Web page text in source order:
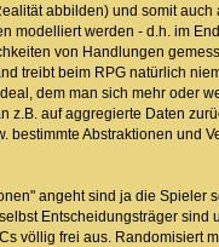
abbilden) und somit auch
modelliert werden - d.h. im
von Handlungen
treibt beim RPG natürlich
dem man sich mehr oder
z.B. auf aggregierte Daten
bestimmte Abstraktionen und
angeht sind ja die Spieler
Entscheidungsträger sind
völlig frei aus. Randomisiert